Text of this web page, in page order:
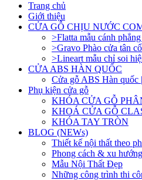
Trang chủ
Giới thiệu
CỬA GỖ CHỊU NƯỚC
>Flatta mẫu cánh phẳng
>Gravo Phào cửa tân
>Lineart mẫu chỉ soi
CỬA ABS HÀN QUỐC
Cửa gỗ ABS Hàn quốc
Phụ kiện cửa gỗ
KHÓA CỬA GỖ
KHOÁ CỬA GỖ
KHÓA TAY TRÒN
BLOG (NEWs)
Thiết kế nội thất theo
Phong cách & xu
Mẫu Nội Thất Đẹp
Những công trình thi